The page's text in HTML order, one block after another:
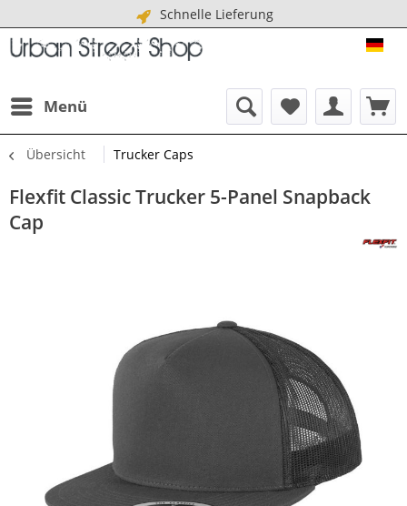
Schnelle Lieferung
Menü
Übersicht Trucker Caps
Flexfit Classic Trucker 5-Panel Snapback
Cap